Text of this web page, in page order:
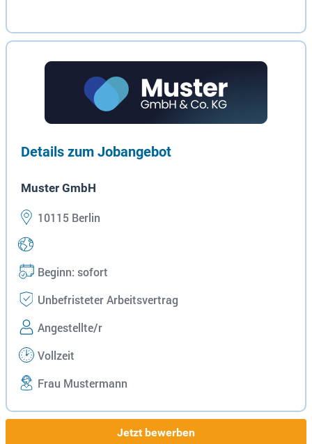
Details zum Jobangebot
Muster GmbH
10115 Berlin
Beginn: sofort
Unbefristeter Arbeitsvertrag
Angestellte/r
Vollzeit
Frau Mustermann
Jetzt bewerben